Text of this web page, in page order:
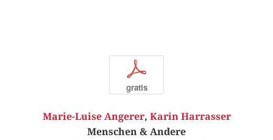
p
gratis
Marie-Luise Angerer, Karin Harrasser
Menschen & Andere